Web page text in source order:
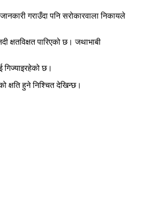
गराउँदा पनि सरोकारवाला निकायले
क्षतविक्षत पारिएको छ। जथाभाबी
छ।
क्षति हुने निश्चित देखिन्छ।